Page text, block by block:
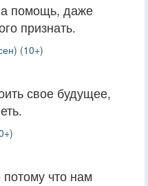
помощь, даже
признать.
(10+)
свое будущее,
что нам